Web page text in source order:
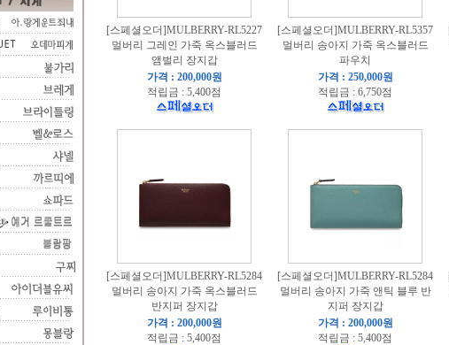
[스페셜오더]MULBERRY-RL5227
멀버리 그레인 가죽 옥스블러드
앰벌리 장지갑
가격 : 200,000원
적립금 : 5,400점
[스페셜오더]MULBERRY-RL5357
멀버리 송아지 가죽 옥스블러드
파우치
가격 : 250,000원
적립금 : 6,750점
[스페셜오더]MULBERRY-RL5284
멀버리 송아지 가죽 옥스블러드
반지퍼 장지갑
가격 : 200,000원
적립금 : 5,400점
[스페셜오더]MULBERRY-RL5284
멀버리 송아지 가죽 앤틱 블루 반
지퍼 장지갑
가격 : 200,000원
적립금 : 5,400점